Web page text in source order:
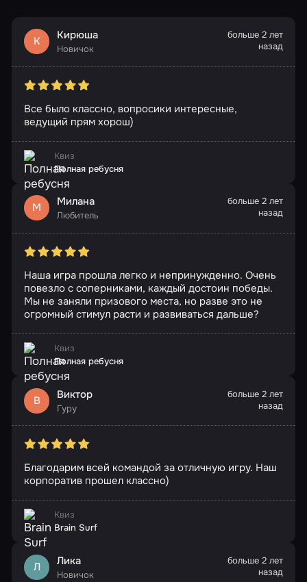
К Кирюша
Новичок
больше 2 лет
назад
Все было классно, вопросики интересные,
ведущий прям хорош)
Квиз
Полная ребусня
М Милана
Любитель
больше 2 лет
назад
Наша игра прошла легко и непринужденно. Очень
повезло с соперниками, каждый достоин победы.
Мы не заняли призового места, но разве это не
огромный стимул расти и развиваться дальше?
Квиз
Полная ребусня
В Виктор
Гуру
больше 2 лет
назад
Благодарим всей командой за отличную игру. Наш
корпоратив прошел классно)
Квиз
Brain Surf
Л Лика
Новичок
больше 2 лет
назад